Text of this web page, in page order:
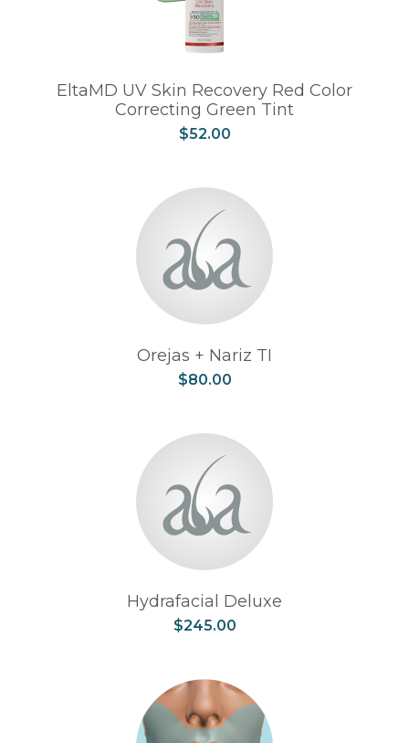
EltaMD UV Skin Recovery Red Color
Correcting Green Tint
$52.00
Orejas + Nariz TI
$80.00
Hydrafacial Deluxe
$245.00